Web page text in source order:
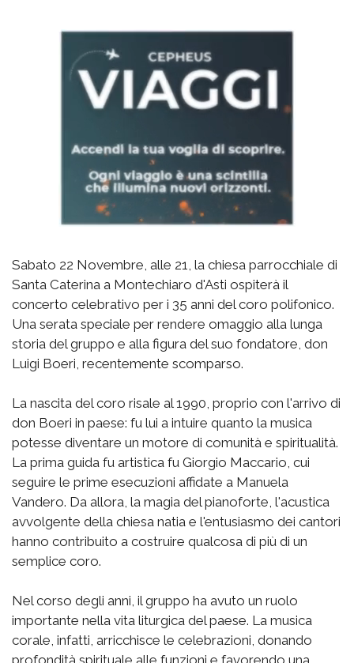
Sabato 22 Novembre, alle 21, la chiesa parrocchiale di
Santa Caterina a Montechiaro d'Asti ospiterà il
concerto celebrativo per i 35 anni del coro polifonico.
Una serata speciale per rendere omaggio alla lunga
storia del gruppo e alla figura del suo fondatore, don
Luigi Boeri, recentemente scomparso.
La nascita del coro risale al 1990, proprio con l'arrivo di
don Boeri in paese: fu lui a intuire quanto la musica
potesse diventare un motore di comunità e spiritualità.
La prima guida fu artistica fu Giorgio Maccario, cui
seguire le prime esecuzioni affidate a Manuela
Vandero. Da allora, la magia del pianoforte, l'acustica
avvolgente della chiesa natia e l'entusiasmo dei cantori
hanno contribuito a costruire qualcosa di più di un
semplice coro.
Nel corso degli anni, il gruppo ha avuto un ruolo
importante nella vita liturgica del paese. La musica
corale, infatti, arricchisce le celebrazioni, donando